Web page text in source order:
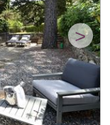
>